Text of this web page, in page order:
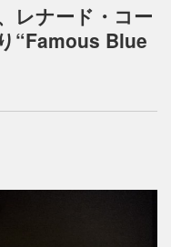
a
n
レナード・コー
“Famous Blue